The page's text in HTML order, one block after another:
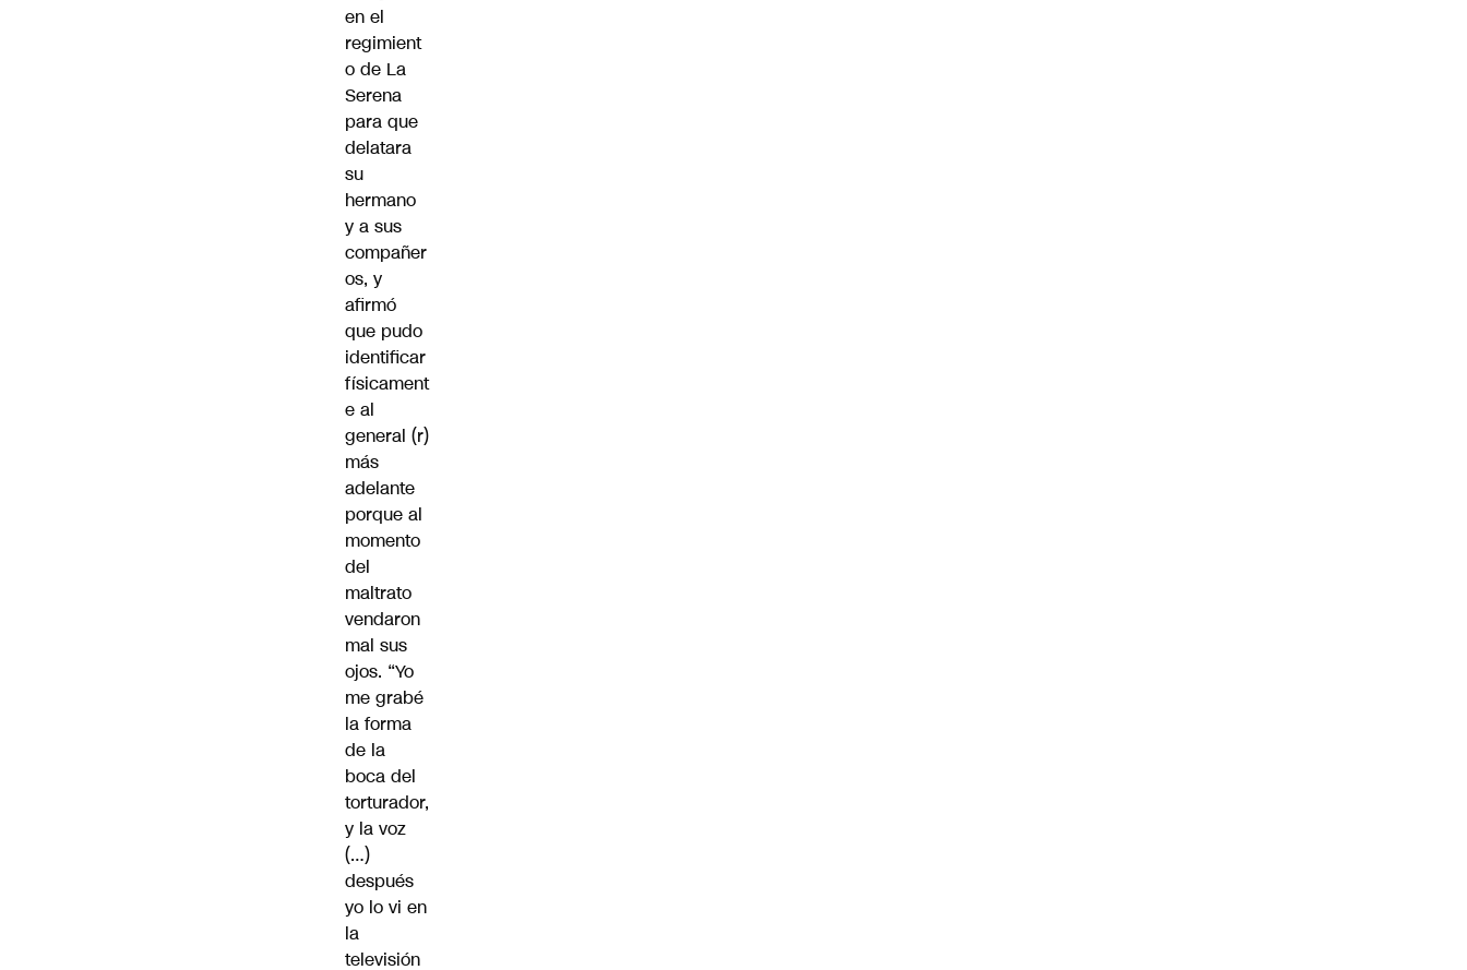
en el
regimient
o de La
Serena
para que
delatara
su
hermano
y a sus
compañer
os, y
afirmó
que pudo
identificar
físicament
e al
general (r)
más
adelante
porque al
momento
del
maltrato
vendaron
mal sus
ojos. “Yo
me grabé
la forma
de la
boca del
torturador,
y la voz
(…)
después
yo lo vi en
la
televisión